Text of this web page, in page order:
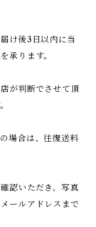
け後3日以内に当
承ります。
が判断でさせて頂
場合は、往復送料
認いただき、写真
ールアドレスまで